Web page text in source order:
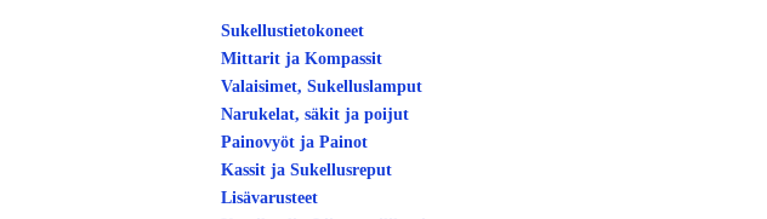
Sukellustietokoneet
Mittarit ja Kompassit
Valaisimet, Sukelluslamput
Narukelat, säkit ja poijut
Painovyöt ja Painot
Kassit ja Sukellusreput
Lisävarusteet